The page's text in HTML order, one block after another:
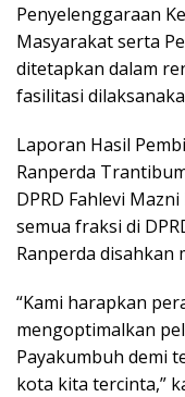
Penyelenggaraan
Masyarakat serta
ditetapkan dalam
fasilitasi
Laporan Hasil
Ranperda
DPRD Fahlevi
semua fraksi di
Ranperda disahkan
“Kami harapkan
mengoptimalkan
Payakumbuh demi
kota kita tercinta,”